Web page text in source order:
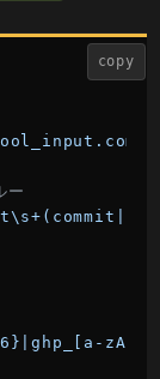
copy
zA-